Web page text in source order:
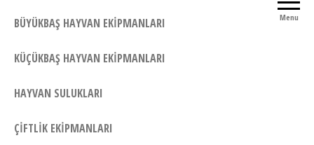
Menu
BÜYÜKBAŞ HAYVAN EKIPMANLARI
KÜÇÜKBAŞ HAYVAN EKIPMANLARI
HAYVAN SULUKLARI
ÇIFTLIK EKIPMANLARI